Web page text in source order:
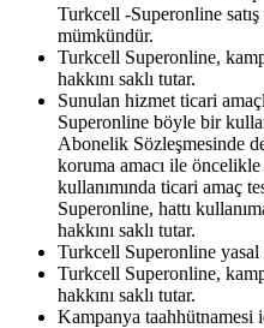
Turkcell -Superonline
mümkündür.
Turkcell Superonline,
hakkını saklı tutar​.
Sunulan hizmet ticari
Superonline böyle bir
Abonelik Sözleşmesinde
koruma amacı ile
kullanımında ticari amaç
Superonline, hattı
hakkını saklı tutar.
Turkcell Superonline
Turkcell Superonline,
hakkını saklı tutar.
Kampanya taahhütnamesi